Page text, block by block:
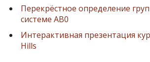
Перекрёстное определение
системе AB0
Интерактивная презентация
Hills